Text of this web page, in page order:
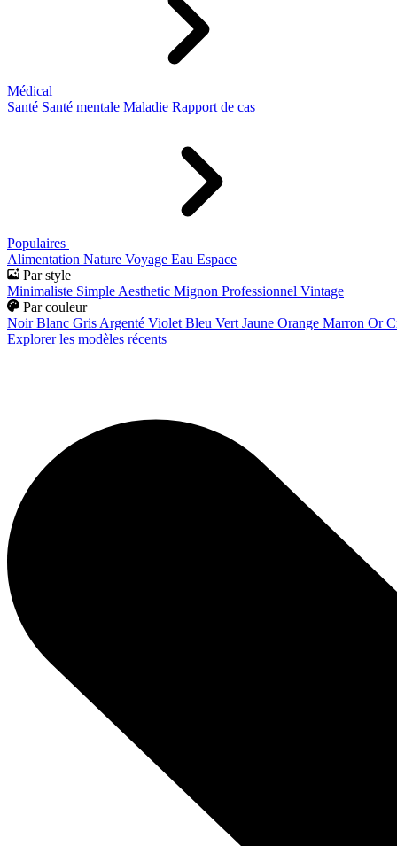
Médical
Santé Santé mentale Maladie Rapport de cas
Populaires
Alimentation Nature Voyage Eau Espace
Par style
Minimaliste Simple Aesthetic Mignon Professionnel Vintage
Par couleur
Noir Blanc Gris Argenté Violet Bleu Vert Jaune Orange Marron Or
Explorer les modèles récents